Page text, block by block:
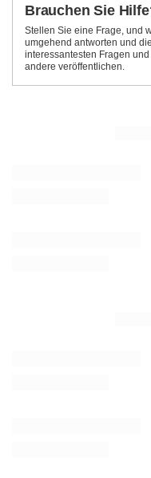
Brauchen Sie
Stellen Sie eine Frage, und
umgehend antworten und die
interessantesten Fragen
andere veröffentlichen.